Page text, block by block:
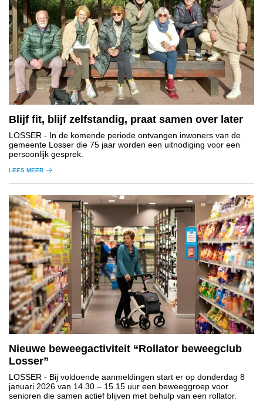
Blijf fit, blijf zelfstandig, praat samen over later
LOSSER - In de komende periode ontvangen inwoners van de
gemeente Losser die 75 jaar worden een uitnodiging voor een
persoonlijk gesprek.
LEES MEER
Nieuwe beweegactiviteit “Rollator beweegclub
Losser”
LOSSER - Bij voldoende aanmeldingen start er op donderdag 8
januari 2026 van 14.30 – 15.15 uur een beweeggroep voor
senioren die samen actief blijven met behulp van een rollator.